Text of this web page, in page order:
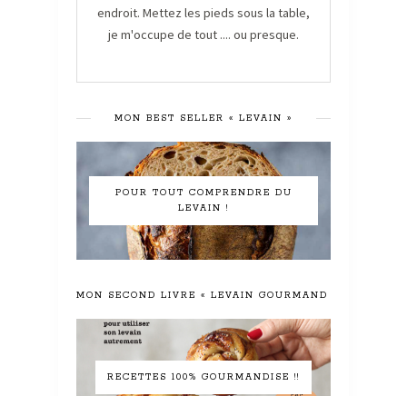
endroit. Mettez les pieds sous la table,
je m'occupe de tout .... ou presque.
MON BEST SELLER « LEVAIN »
POUR TOUT COMPRENDRE DU
LEVAIN !
MON SECOND LIVRE « LEVAIN GOURMAND »
RECETTES 100% GOURMANDISE !!